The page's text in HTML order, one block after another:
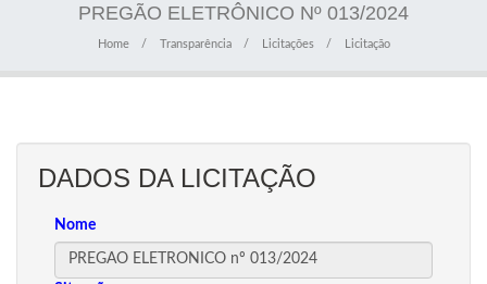
PREGÃO ELETRÔNICO Nº 013/2024
Home Transparência Licitações Licitação
DADOS DA LICITAÇÃO
Nome